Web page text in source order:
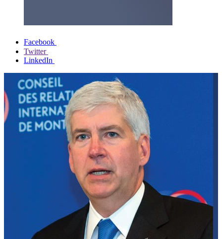
Facebook
Twitter
LinkedIn